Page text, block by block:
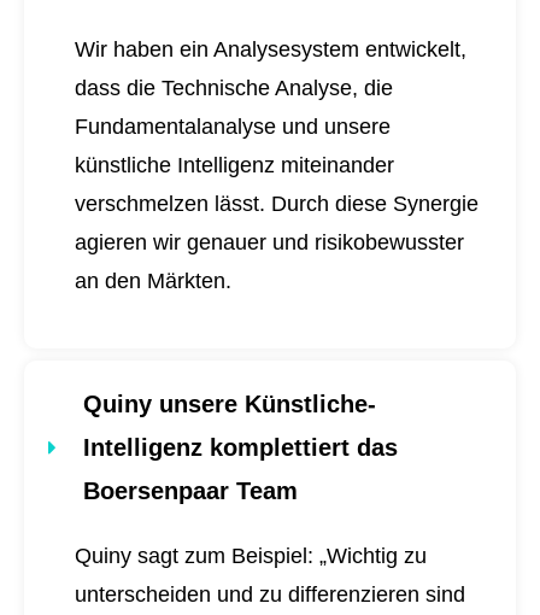
Wir haben ein Analysesystem entwickelt,
dass die Technische Analyse, die
Fundamentalanalyse und unsere
künstliche Intelligenz miteinander
verschmelzen lässt. Durch diese Synergie
agieren wir genauer und risikobewusster
an den Märkten.
Quiny unsere Künstliche-
Intelligenz komplettiert das
Boersenpaar Team
Quiny sagt zum Beispiel: „Wichtig zu
unterscheiden und zu differenzieren sind